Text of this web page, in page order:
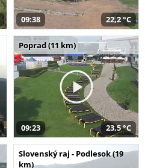
09:38 22,2 °C
Poprad (11 km)
09:23 23,5 °C
Slovenský raj - Podlesok (19
km)